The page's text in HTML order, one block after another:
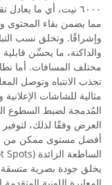
٦٠٠٠ نيت، أي ما
مما يضمن بقاء المحتوى
وإشراقًا. وتخلق نسب
والداكنة، ما يحسِّن
مختلف المسافات. أما
مثالية للشاشات
المُدمجة لضبط السطوع
العرض وفقًا لذلك،
أفضل مستوى ممكن من
يخلق جودة بصرية